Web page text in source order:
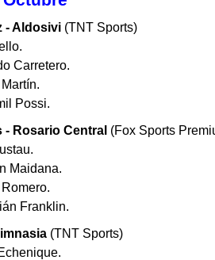
- Aldosivi (TNT Sports)
Carretero.
Possi.
- Rosario Central (Fox Sports
Maidana.
Franklin.
(TNT Sports)